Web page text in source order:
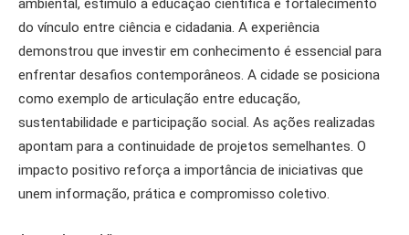
ambiental, estímulo à educação científica e fortalecimento
do vínculo entre ciência e cidadania. A experiência
demonstrou que investir em conhecimento é essencial para
enfrentar desafios contemporâneos. A cidade se posiciona
como exemplo de articulação entre educação,
sustentabilidade e participação social. As ações realizadas
apontam para a continuidade de projetos semelhantes. O
impacto positivo reforça a importância de iniciativas que
unem informação, prática e compromisso coletivo.